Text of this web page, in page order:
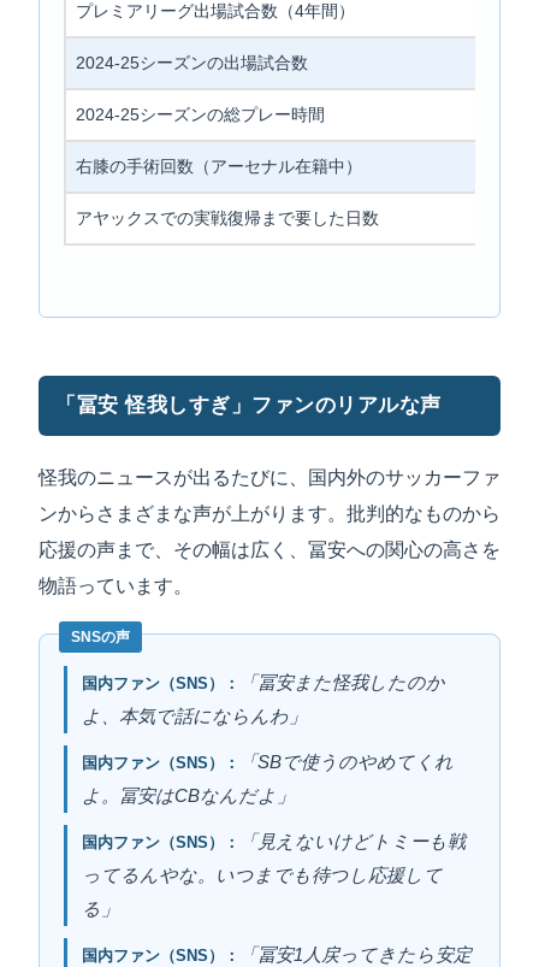
プレミアリーグ出場試合数（4年間）
2024-25シーズンの出場試合数
2024-25シーズンの総プレー時間
右膝の手術回数（アーセナル在籍中）
アヤックスでの実戦復帰まで要した日数
「冨安 怪我しすぎ」ファンのリアルな声
怪我のニュースが出るたびに、国内外のサッカーファ
ンからさまざまな声が上がります。批判的なものから
応援の声まで、その幅は広く、冨安への関心の高さを
物語っています。
国内ファン（SNS）：
「冨安また怪我したのか
よ、本気で話にならんわ」
国内ファン（SNS）：
「SBで使うのやめてくれ
よ。冨安はCBなんだよ」
国内ファン（SNS）：
「見えないけどトミーも戦
ってるんやな。いつまでも待つし応援して
る」
国内ファン（SNS）：
「冨安1人戻ってきたら安定